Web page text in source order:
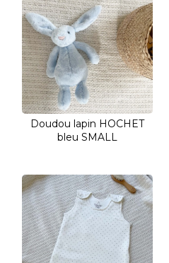
Doudou lapin HOCHET
bleu SMALL